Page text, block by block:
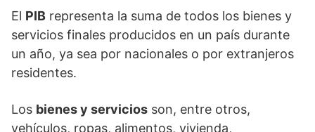
El PIB representa la suma de todos los bienes y
servicios finales producidos en un país durante
un año, ya sea por nacionales o por extranjeros
residentes.
Los bienes y servicios son, entre otros,
vehículos, ropas, alimentos, vivienda,